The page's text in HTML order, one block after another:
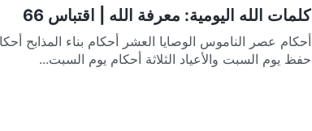
كلمات الله اليومية: معرفة الله | اقتباس 66
أحكام عصر الناموس الوصايا العشر أحكام بناء المذابح
حفظ يوم السبت والأعياد الثلاثة أحكام يوم السبت...